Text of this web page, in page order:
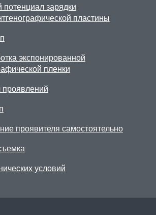
зарядки
пластины
экспонированной
пленки
проявителя самостоятельно
условий